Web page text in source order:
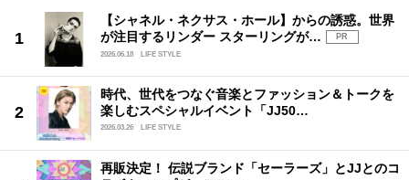
【シャネル・ネクサス・ホール】からの誘惑。世界
が注目するリンダー スターリングが…
PR
2026.06.18
LIFE STYLE
時代、世代をつなぐ音楽とファッション＆トークを
楽しむスペシャルイベント「JJ50…
2026.03.26 LIFE STYLE
再販決定！ 伝説ブランド「セーラーズ」とJJとのコ